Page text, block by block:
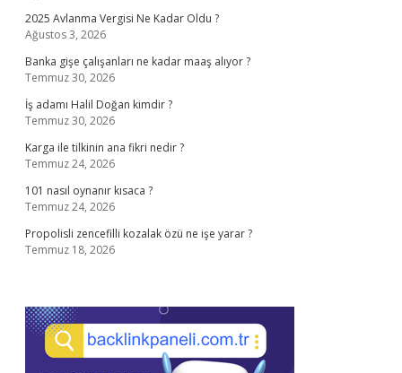
2025 Avlanma Vergisi Ne Kadar Oldu ?
Ağustos 3, 2026
Banka gişe çalışanları ne kadar maaş alıyor ?
Temmuz 30, 2026
İş adamı Halil Doğan kimdir ?
Temmuz 30, 2026
Karga ile tilkinin ana fikri nedir ?
Temmuz 24, 2026
101 nasıl oynanır kısaca ?
Temmuz 24, 2026
Propolisli zencefilli kozalak özü ne işe yarar ?
Temmuz 18, 2026